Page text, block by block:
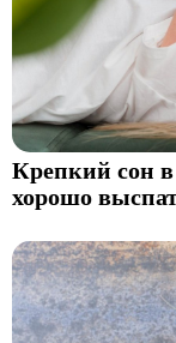
Крепкий сон в
хорошо